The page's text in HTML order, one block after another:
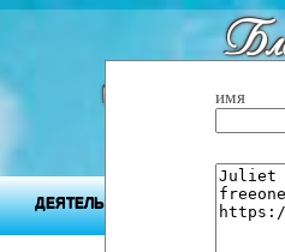
ДЕЯТЕЛЬНОСТЬ ФОНДА
имя